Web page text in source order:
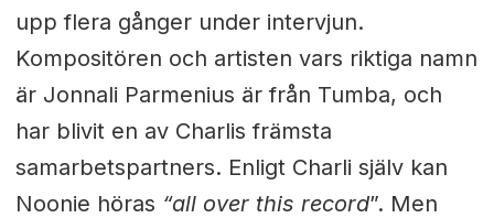
upp flera gånger under intervjun.
Kompositören och artisten vars riktiga namn
är Jonnali Parmenius är från Tumba, och
har blivit en av Charlis främsta
samarbetspartners. Enligt Charli själv kan
Noonie höras “all over this record”. Men